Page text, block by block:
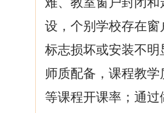
设，个别学校存在
标志损坏或安装不明
师质配备，课程教
等课程开课率 ；通过